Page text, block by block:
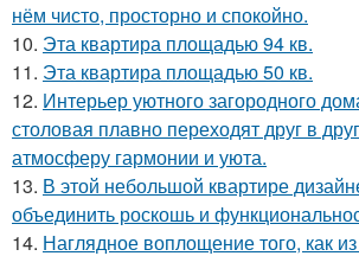
нём чисто, просторно и спокойно.
10. Эта квартира площадью 94 кв.
11. Эта квартира площадью 50 кв.
12. Интерьер уютного загородного
столовая плавно переходят друг в
атмосферу гармонии и уюта.
13. В этой небольшой квартире
объединить роскошь и
14. Наглядное воплощение того, как